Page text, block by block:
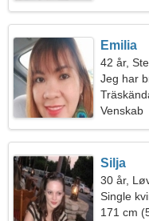
Emilia
42 år,
Jeg har
Venskab
Silja
30 år,
Single
171 cm